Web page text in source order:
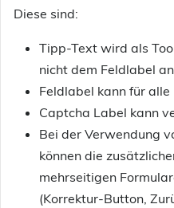
Diese sind:
Tipp-Text wird als
nicht dem Feldlabel
Feldlabel kann für
Captcha Label kann
Bei der Verwendung
können die
mehrseitigen
(Korrektur-Button,